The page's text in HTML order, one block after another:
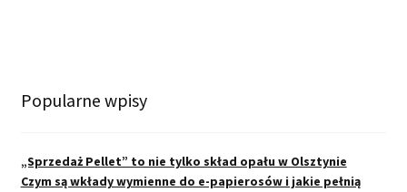
Popularne wpisy
„Sprzedaż Pellet” to nie tylko skład opału w Olsztynie
Czym są wkłady wymienne do e-papierosów i jakie pełnią